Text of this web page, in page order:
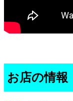
お店の情報